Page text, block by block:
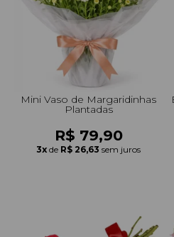
+Presentes com Flores
+Presentes por Ocasião
+Presentes para Família
+Presentes para Todos
+Tipo de Cesta
+Tipos de Buquês
+Tipos de Arranjos
+Tipos de Flores
+Por Cores
+Cidades do Sul
+Cidades do Sudeste
+Cidades do Norte
+Cidades do Nordeste
Mini Vaso de Margaridinhas
Plantadas
R$ 79,90
3x de R$ 26,63 sem juros